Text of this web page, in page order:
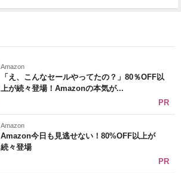
Amazon
「え、こんなセールやってたの？」80％OFF以
上が続々登場！Amazonの本気が...
PR
Amazon
Amazon今日も見逃せない！80%OFF以上が
続々登場
PR